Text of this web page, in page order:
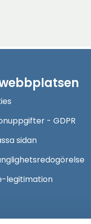
- GDPR
sidan
legitimation